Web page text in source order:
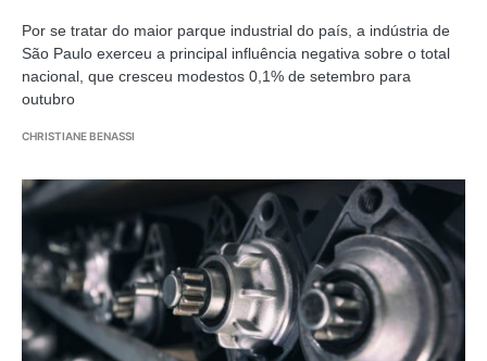
Por se tratar do maior parque industrial do país, a indústria de
São Paulo exerceu a principal influência negativa sobre o total
nacional, que cresceu modestos 0,1% de setembro para
outubro
CHRISTIANE BENASSI